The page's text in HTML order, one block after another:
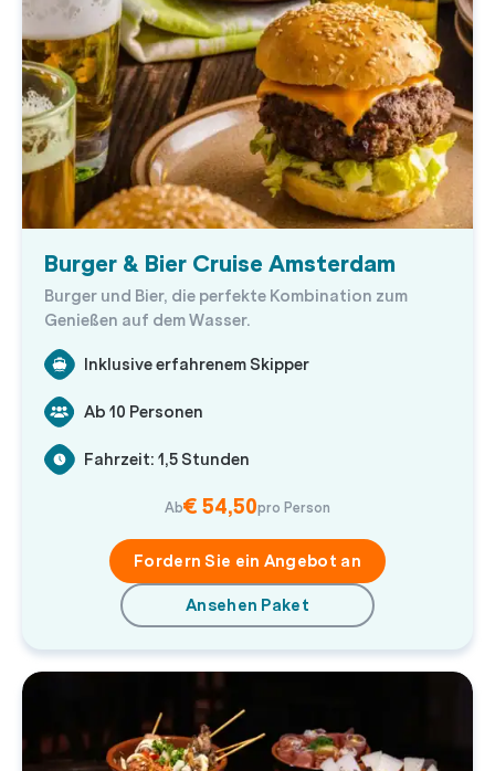
Burger & Bier Cruise Amsterdam
Burger und Bier, die perfekte Kombination zum
Genießen auf dem Wasser.
Inklusive erfahrenem Skipper
Ab 10 Personen
Fahrzeit: 1,5 Stunden
Ab€ 54,50pro Person
Fordern Sie ein Angebot an
Ansehen Paket